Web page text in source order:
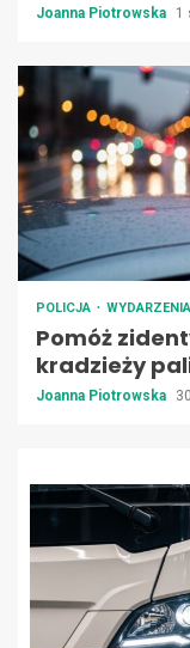
Joanna Piotrowska 1
POLICJA WYDARZENIA
Pomóż
kradzieży
Joanna Piotrowska